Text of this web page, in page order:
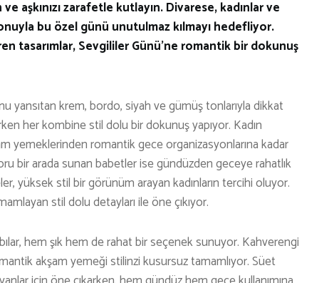
aşkınızı zarafetle kutlayın. Divarese, kadınlar ve
bu özel günü unutulmaz kılmayı hedefliyor.
tasarımlar, Sevgililer Günü’ne romantik bir dokunuş
yansıtan krem, bordo, siyah ve gümüş tonlarıyla dikkat
her kombine stil dolu bir dokunuş yapıyor. Kadın
yemeklerinden romantik gece organizasyonlarına kadar
bir arada sunan babetler ise gündüzden geceye rahatlık
yüksek stil bir görünüm arayan kadınların tercihi oluyor.
stil dolu detayları ile öne çıkıyor.
hem şık hem de rahat bir seçenek sunuyor. Kahverengi
akşam yemeği stilinzi kusursuz tamamlıyor. Süet